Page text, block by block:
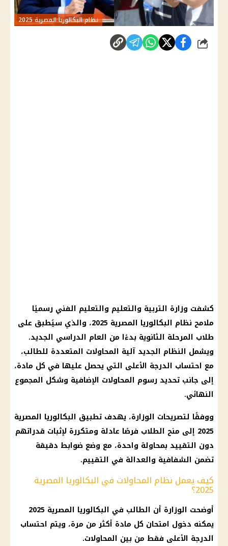
نظام البكالوريا المصرية 2025
شارك
كشفت وزارة التربية والتعليم والتعليم الفني رسميًا
ملامح نظام البكالوريا المصرية
2025، والذي سيُطبق على
طلاب المرحلة الثانوية بدءًا من العام الدراسي الجديد.
ويشمل النظام الجديد آلية المحاولات المتعددة للطالب،
مع احتساب الدرجة الأعلى التي يحصل عليها في كل مادة،
إلى جانب تحديد رسوم المحاولات الإضافية وشكل المجموع
النهائي.
ووفقًا لتصريحات الوزارة، يهدف تطبيق البكالوريا المصرية
2025 إلى منح الطلاب فرصًا عادلة ومتكررة لإثبات قدراتهم
دون التقييد بمحاولة واحدة، مع وضع ضوابط دقيقة
تضمن الشفافية والعدالة في التقييم.
كيف يعمل نظام المحاولات في البكالوريا المصرية
2025؟
أوضحت الوزارة أن الطالب في البكالوريا المصرية 2025
يمكنه دخول امتحان كل مادة أكثر من مرة، ويتم احتساب
الدرجة الأعلى فقط من بين المحاولات.